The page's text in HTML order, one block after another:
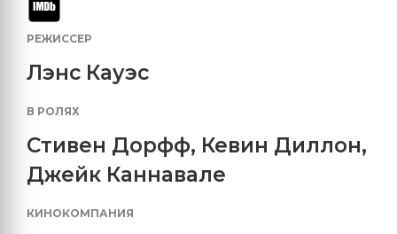
РЕЖИССЕР
Лэнс Кауэс
В РОЛЯХ
Стивен Дорфф, Кевин Диллон,
Джейк Каннавале
КИНОКОМПАНИЯ